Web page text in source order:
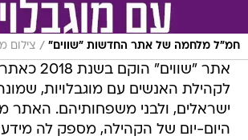
חמ"ל מלחמה של אתר החדשות "שווים" / צילום
אתר "שווים"
ישראלים, ולבני משפחותיהם. האתר
היום-יום של הקהילה, מספק לה מידע